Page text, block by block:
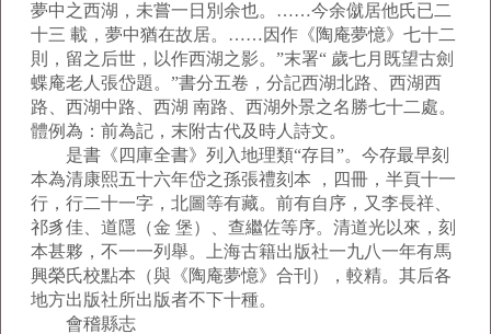
夢中之西湖，未嘗一日別余也。……今余僦居他氏已二
十三 載，夢中猶在故居。……因作《陶庵夢憶》七十二
則，留之后世，以作西湖之影。”末署“ 歲七月既望古劍
蝶庵老人張岱題。”書分五卷，分記西湖北路、西湖西
路、西湖中路、西湖 南路、西湖外景之名勝七十二處。
體例為：前為記，末附古代及時人詩文。
是書《四庫全書》列入地理類“存目”。今存最早刻
本為清康熙五十六年岱之孫張禮刻本 ，四冊，半頁十一
行，行二十一字，北圖等有藏。前有自序，又李長祥、
祁豸佳、道隱（金 堡）、查繼佐等序。清道光以來，刻
本甚夥，不一一列舉。上海古籍出版社一九八一年有馬
興榮氏校點本（與《陶庵夢憶》合刊），較精。其后各
地方出版社所出版者不下十種。
會稽縣志